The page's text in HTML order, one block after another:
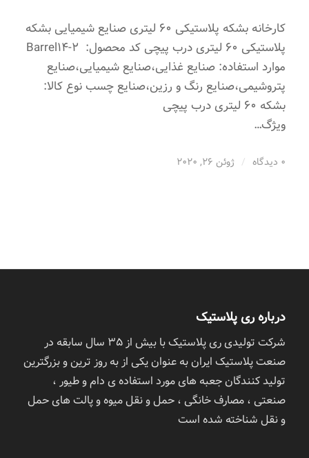
کارخانه بشکه پلاستیکی 60 لیتری صنایع شیمیایی بشکه
پلاستیکی 60 لیتری درب پیچی کد محصول: Barrel14-2
موارد استفاده: صنایع غذایی،صنایع شیمیایی،صنایع
پتروشیمی،صنایع رنگ و رزین،صنایع چسب نوع کالا:
بشکه 60 لیتری درب پیچی
ویژگ…
0 دیدگاه / ژوئن 26, 2020
درباره ری پلاستیک
شرکت تولیدی ری پلاستیک با بیش از ٣۵ سال سابقه در
صنعت پلاستیک ایران به عنوان یکی از به روز ترین و بزرگترین
تولید کنندگان جعبه های مورد استفاده ی دام و طیور ،
صنعتی ، مصارف خانگی ، حمل و نقل میوه و پالت های حمل
و نقل شناخته شده است